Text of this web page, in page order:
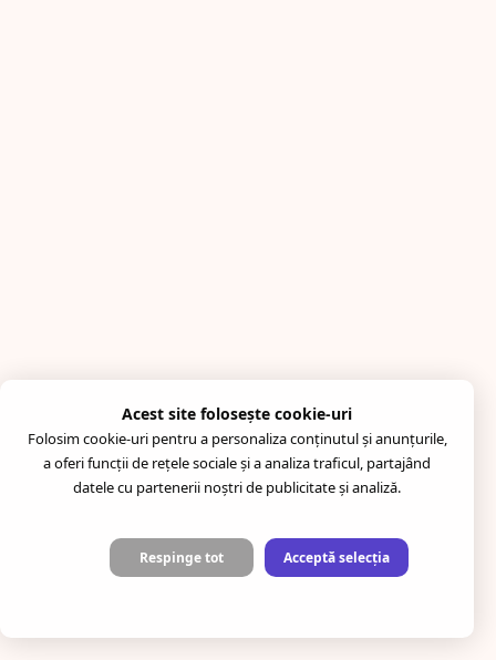
Acest site folosește cookie-uri
Folosim cookie-uri pentru a personaliza conținutul și anunțurile,
a oferi funcții de rețele sociale și a analiza traficul, partajând
datele cu partenerii noștri de publicitate și analiză.
Respinge tot Acceptă selecția